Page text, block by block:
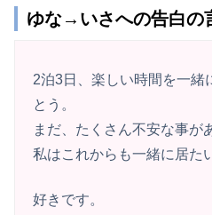
ゆな→いさへの告白の
2泊3日、楽しい時間を一緒
とう。
まだ、たくさん不安な事が
私はこれからも一緒に居た
好きです。